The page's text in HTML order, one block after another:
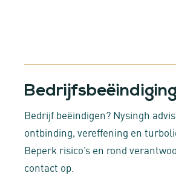
Bedrijfsbeëindiging
Bedrijf beëindigen? Nysingh
ontbinding, vereffening en
Beperk risico’s en rond
contact op.